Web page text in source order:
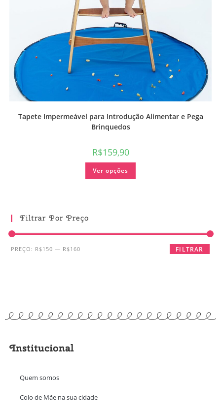
Tapete Impermeável para Introdução Alimentar e Pega
Brinquedos
R$159,90
Ver opções
Filtrar Por Preço
FILTRAR
PREÇO: R$150 — R$160
Institucional
Quem somos
Colo de Mãe na sua cidade